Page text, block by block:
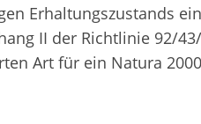
Erhaltungszustands
II der Richtlinie 92/
Art für ein Natura